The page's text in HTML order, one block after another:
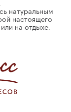
натуральным
настоящего
на отдыхе.